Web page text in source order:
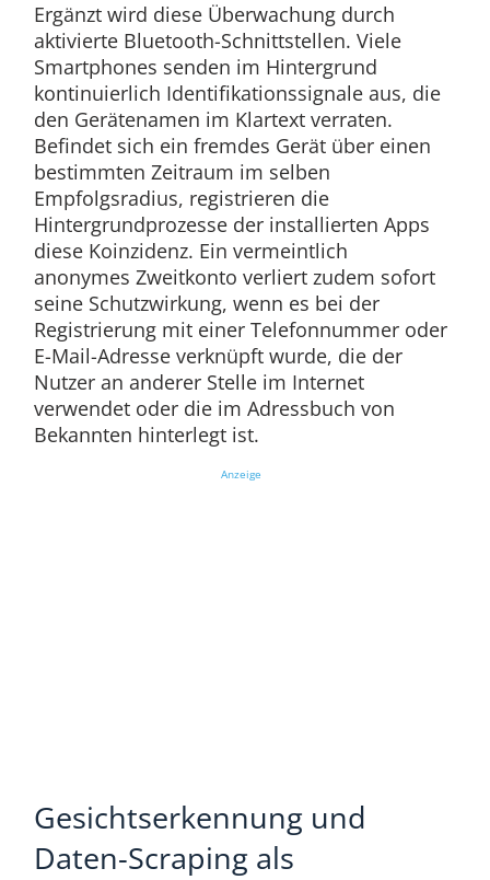
Ergänzt wird diese Überwachung durch
aktivierte Bluetooth-Schnittstellen. Viele
Smartphones senden im Hintergrund
kontinuierlich Identifikationssignale aus, die
den Gerätenamen im Klartext verraten.
Befindet sich ein fremdes Gerät über einen
bestimmten Zeitraum im selben
Empfolgsradius, registrieren die
Hintergrundprozesse der installierten Apps
diese Koinzidenz. Ein vermeintlich
anonymes Zweitkonto verliert zudem sofort
seine Schutzwirkung, wenn es bei der
Registrierung mit einer Telefonnummer oder
E-Mail-Adresse verknüpft wurde, die der
Nutzer an anderer Stelle im Internet
verwendet oder die im Adressbuch von
Bekannten hinterlegt ist.
Anzeige
Gesichtserkennung und
Daten-Scraping als